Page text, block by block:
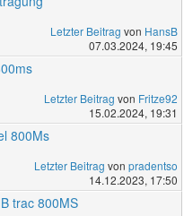
Letzter Beitrag von HansB
07.03.2024, 19:45
Letzter Beitrag von Fritze92
15.02.2024, 19:31
800Ms
Letzter Beitrag von pradentso
14.12.2023, 17:50
trac 800MS